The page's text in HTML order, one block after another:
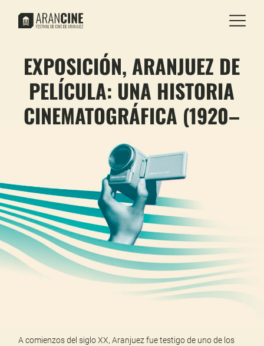
EXPOSICIÓN, ARANJUEZ DE
PELÍCULA: UNA HISTORIA
CINEMATOGRÁFICA (1920–
2000)
A comienzos del siglo XX, Aranjuez fue testigo de uno de los